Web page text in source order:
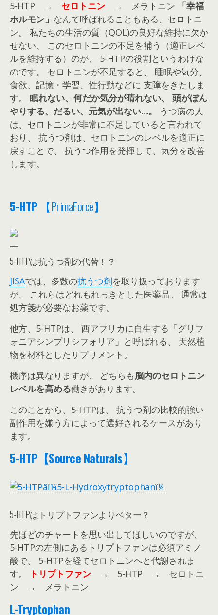
5-HTP → セロトニン → メラトニン
「幸福
ホルモン」 なんて呼ばれることもある、セロトニ
ン。 私たちの生活の質（QOL)の良好な維持に欠か
せない、 このセロトニンの不足を補う（適正レベ
ルを維持する）のが、 5-HTPの役割というわけな
のです。 セロトニンが不足すると、 睡眠や気分、
食欲、記憶・学習、性行動などに 支障をきたしま
す。 眠れない、何だか気分が晴れない、
頭がぼん
やりする、だるい、元気が出ない…。
うつ病の人
は、セロトニンが非常に不足していると言われて
おり、 抗うつ剤は、セロトニンのレベルを適正に
戻すことで、 抗うつ作用を発揮して、気分を改善
します。
5-HTP【PrimaForce】
5-HTPは抗うつ剤の代替！？
JISAでは、多数の抗うつ剤を取り扱っております
が、 これらはどれもれっきとした医薬品。 通常は
処方箋が必要なお薬です。
他方、5-HTPは、 西アフリカに自生する「グリフ
ォニアシンプリシフォリア」と呼ばれる、 天然植
物を材料としたサプリメント。
機序は異なりますが、 どちらも脳内のセロトニン
レベルを高める働きがあります。
このことから、5-HTPは、 抗うつ剤の比較的強い
副作用を嫌う方によって選好されるケースがあり
ます。
5-HTP【Source Naturals】
5-HTPはトリプトファンよりベター？
先ほどのチャートを思い出してほしいのですが、
5-HTPの左側にあるトリプトファンは必須アミノ
酸で、 5-HTPを経てセロトニンへと代謝されま
す。
トリプトファン → 5-HTP → セロトニ
ン → メラトニン
L-Tryptophan